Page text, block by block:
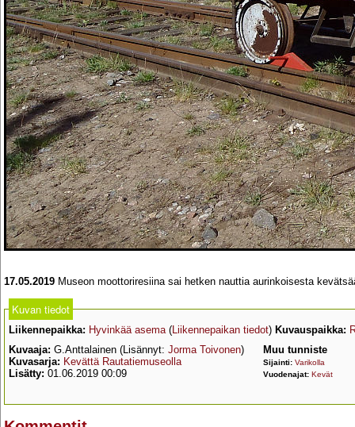
17.05.2019 Museon moottoriresiina sai hetken nauttia aurinkoisesta
Kuvan tiedot
Liikennepaikka: Hyvinkää asema(Liikennepaikan tiedot) Kuvauspaikka:
Kuvaaja: G.Anttalainen (Lisännyt: Jorma Toivonen)
Kuvasarja: Kevättä Rautatiemuseolla
Lisätty: 01.06.2019 00:09
Muu tunniste
Sijainti: Varikolla
Vuodenajat: Kevät